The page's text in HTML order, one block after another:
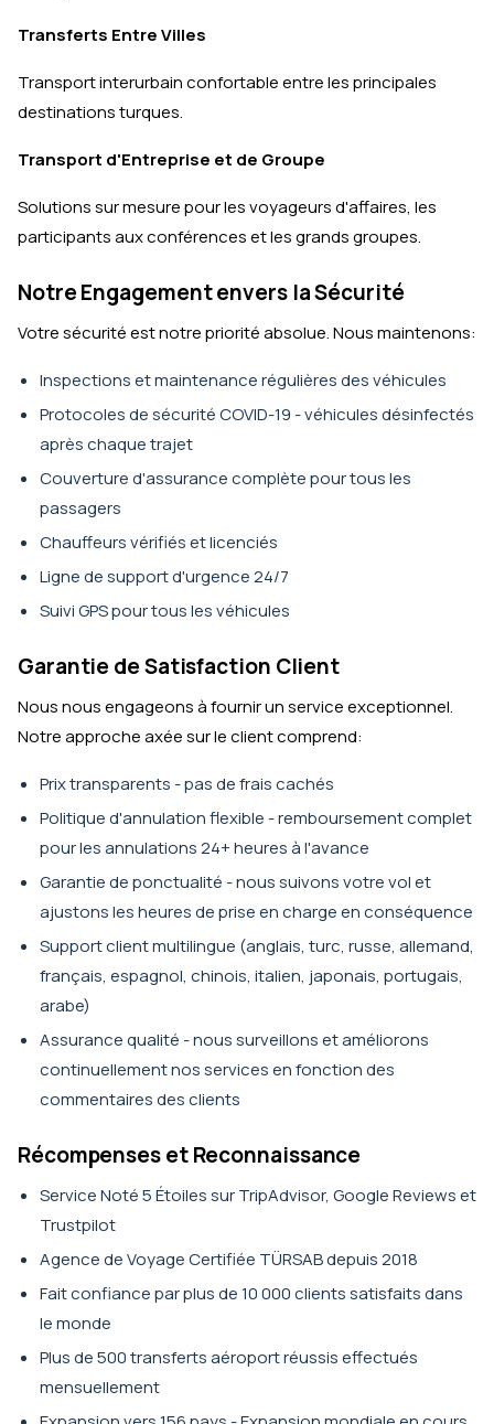
Transferts Entre Villes
Transport interurbain confortable entre les principales
destinations turques.
Transport d'Entreprise et de Groupe
Solutions sur mesure pour les voyageurs d'affaires, les
participants aux conférences et les grands groupes.
Notre Engagement envers la Sécurité
Votre sécurité est notre priorité absolue. Nous maintenons:
Inspections et maintenance régulières des véhicules
Protocoles de sécurité COVID-19 - véhicules désinfectés
après chaque trajet
Couverture d'assurance complète pour tous les
passagers
Chauffeurs vérifiés et licenciés
Ligne de support d'urgence 24/7
Suivi GPS pour tous les véhicules
Garantie de Satisfaction Client
Nous nous engageons à fournir un service exceptionnel.
Notre approche axée sur le client comprend:
Prix transparents - pas de frais cachés
Politique d'annulation flexible - remboursement complet
pour les annulations 24+ heures à l'avance
Garantie de ponctualité - nous suivons votre vol et
ajustons les heures de prise en charge en conséquence
Support client multilingue (anglais, turc, russe, allemand,
français, espagnol, chinois, italien, japonais, portugais,
arabe)
Assurance qualité - nous surveillons et améliorons
continuellement nos services en fonction des
commentaires des clients
Récompenses et Reconnaissance
Service Noté 5 Étoiles sur TripAdvisor, Google Reviews et
Trustpilot
Agence de Voyage Certifiée TÜRSAB depuis 2018
Fait confiance par plus de 10 000 clients satisfaits dans
le monde
Plus de 500 transferts aéroport réussis effectués
mensuellement